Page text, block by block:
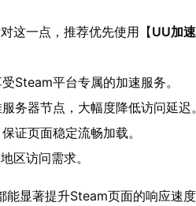
这一点，推荐优先使用【UU加
Steam平台专属的加速服务。
务器节点，大幅度降低访问延迟。
证页面稳定流畅加载。
区访问需求。
能显著提升Steam页面的响应速